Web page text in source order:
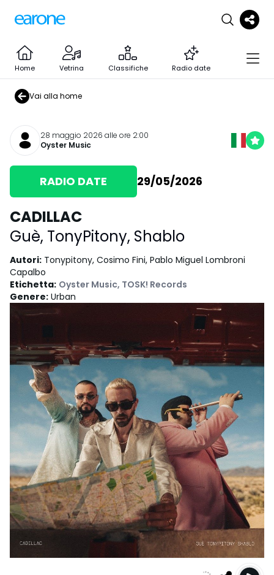
Home Vetrina Classifiche Radio date
Vai alla home
28 maggio 2026 alle ore 2:00
Oyster Music
RADIO DATE 29/05/2026
CADILLAC
Guè, TonyPitony, Shablo
Autori: Tonypitony, Cosimo Fini, Pablo Miguel Lombroni
Capalbo
Etichetta: Oyster Music, TOSK! Records
Genere: Urban